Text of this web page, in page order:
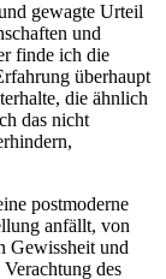
gewagte Urteil
und
finde ich die
überhaupt
die ähnlich
das nicht
postmoderne
anfällt, von
Gewissheit und
des